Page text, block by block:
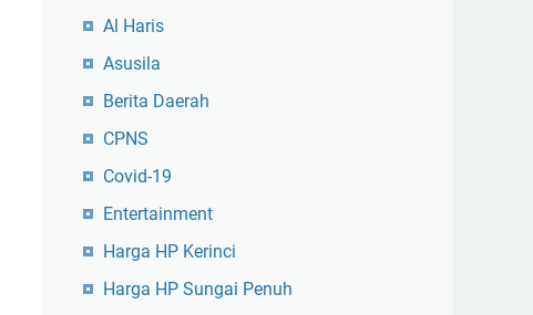
Al Haris
Asusila
Berita Daerah
CPNS
Covid-19
Entertainment
Harga HP Kerinci
Harga HP Sungai Penuh